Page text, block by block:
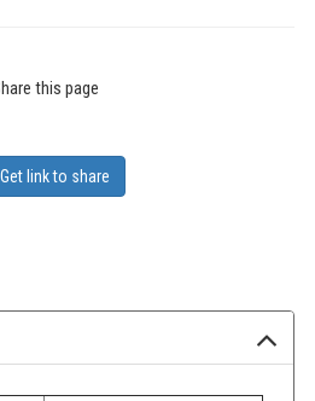
this page
Get link to share